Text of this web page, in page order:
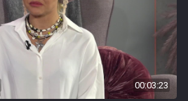
00:03:23